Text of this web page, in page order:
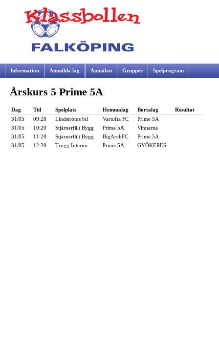
Information Anmälda lag Anmälan Grupper Spelprogram
Samarbetspartners
Årskurs 5 Prime 5A
Dag Tid Spelplats Hemmalag Bortalag
Resultat
31/05
09:20 Lindströms bil Vartofta FC
Prime 5A
31/05
10:20 Stjärnerfält Bygg Prime 5A
Vinnarna
31/05
11:20 Stjärnerfält Bygg BigArchFC
Prime 5A
31/05
12:20 Trygg Interiör Prime 5A GYÖKERES